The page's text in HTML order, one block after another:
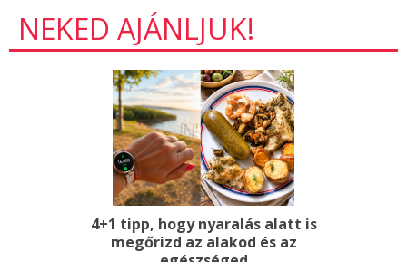
NEKED AJÁNLJUK!
4+1 tipp, hogy nyaralás alatt is
megőrizd az alakod és az